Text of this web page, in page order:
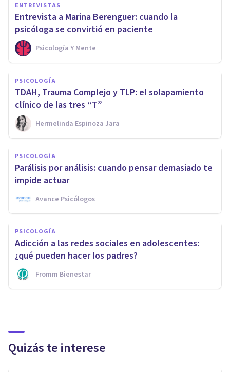
ENTREVISTAS
Entrevista a Marina Berenguer: cuando la
psicóloga se convirtió en paciente
Psicología Y Mente
PSICOLOGÍA
TDAH, Trauma Complejo y TLP: el solapamiento
clínico de las tres “T”
Hermelinda Espinoza Jara
PSICOLOGÍA
Parálisis por análisis: cuando pensar demasiado te
impide actuar
Avance Psicólogos
PSICOLOGÍA
Adicción a las redes sociales en adolescentes:
¿qué pueden hacer los padres?
Fromm Bienestar
Quizás te interese